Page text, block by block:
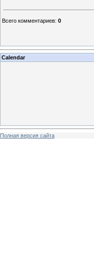
Всего комментариев: 0
Calendar
Полная версия сайта